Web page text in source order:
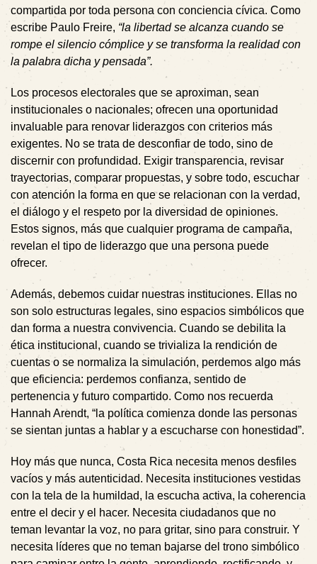
compartida por toda persona con conciencia cívica. Como
escribe Paulo Freire, “la libertad se alcanza cuando se
rompe el silencio cómplice y se transforma la realidad con
la palabra dicha y pensada”.
Los procesos electorales que se aproximan, sean
institucionales o nacionales; ofrecen una oportunidad
invaluable para renovar liderazgos con criterios más
exigentes. No se trata de desconfiar de todo, sino de
discernir con profundidad. Exigir transparencia, revisar
trayectorias, comparar propuestas, y sobre todo, escuchar
con atención la forma en que se relacionan con la verdad,
el diálogo y el respeto por la diversidad de opiniones.
Estos signos, más que cualquier programa de campaña,
revelan el tipo de liderazgo que una persona puede
ofrecer.
Además, debemos cuidar nuestras instituciones. Ellas no
son solo estructuras legales, sino espacios simbólicos que
dan forma a nuestra convivencia. Cuando se debilita la
ética institucional, cuando se trivializa la rendición de
cuentas o se normaliza la simulación, perdemos algo más
que eficiencia: perdemos confianza, sentido de
pertenencia y futuro compartido. Como nos recuerda
Hannah Arendt, “la política comienza donde las personas
se sientan juntas a hablar y a escucharse con honestidad”.
Hoy más que nunca, Costa Rica necesita menos desfiles
vacíos y más autenticidad. Necesita instituciones vestidas
con la tela de la humildad, la escucha activa, la coherencia
entre el decir y el hacer. Necesita ciudadanos que no
teman levantar la voz, no para gritar, sino para construir. Y
necesita líderes que no teman bajarse del trono simbólico